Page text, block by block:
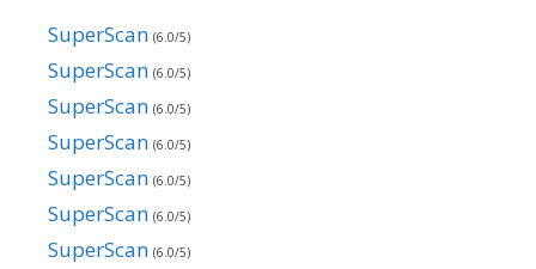
SuperScan (6.0/5)
SuperScan (6.0/5)
SuperScan (6.0/5)
SuperScan (6.0/5)
SuperScan (6.0/5)
SuperScan (6.0/5)
SuperScan (6.0/5)